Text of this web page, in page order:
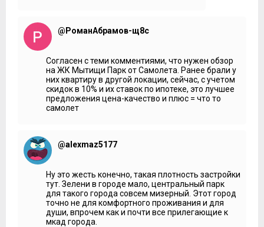
@РоманАбрамов-щ8с
Согласен с теми комментиями, что нужен обзор
на ЖК Мытищи Парк от Самолета. Ранее брали у
них квартиру в другой локации, сейчас, с учетом
скидок в 10% и их ставок по ипотеке, это лучшее
предложения цена-качество и плюс = что то
самолет
@alexmaz5177
Ну это жесть конечно, такая плотность застройки
тут. Зелени в городе мало, центральный парк
для такого города совсем мизерный. Этот город
точно не для комфортного проживания и для
души, впрочем как и почти все прилегающие к
мкад города.